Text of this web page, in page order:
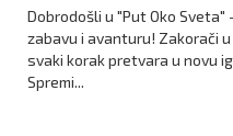
Dobrodošli u "Put Oko
zabavu i avanturu! Zakorači
svaki korak pretvara u novu
Spremi...